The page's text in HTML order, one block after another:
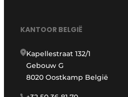
KANTOOR BELGIË
Kapellestraat 132/1
Gebouw G
8020 Oostkamp België